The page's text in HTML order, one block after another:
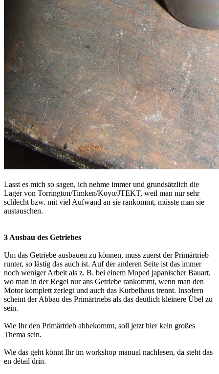
Lasst es mich so sagen, ich nehme immer und grundsätzlich die
Lager von Torrington/Timken/Koyo/JTEKT, weil man nur sehr
schlecht bzw. mit viel Aufwand an sie rankommt, müsste man sie
austauschen.
3 Ausbau des Getriebes
Um das Getriebe ausbauen zu können, muss zuerst der Primärtrieb
runter, so lästig das auch ist. Auf der anderen Seite ist das immer
noch weniger Arbeit als z. B. bei einem Moped japanischer Bauart,
wo man in der Regel nur ans Getriebe rankommt, wenn man den
Motor komplett zerlegt und auch das Kurbelhaus trennt. Insofern
scheint der Abbau des Primärtriebs als das deutlich kleinere Übel zu
sein.
Wie Ihr den Primärtrieb abbekommt, soll jetzt hier kein großes
Thema sein.
Wie das geht könnt Ihr im workshop manual nachlesen, da steht das
en détail drin.